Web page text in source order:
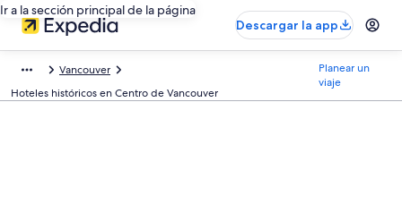
Ir a la sección principal de la página
Descargar la app
Vancouver
Hoteles históricos en Centro de Vancouver
Planear un
viaje